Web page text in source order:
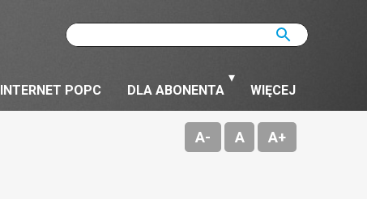
INTERNET POPC DLA ABONENTA WIĘCEJ
Wyszukiwarka
szukaj szukaj
A- A A+